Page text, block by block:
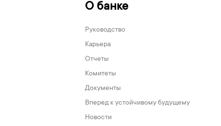
О банке
Руководство
Карьера
Отчеты
Комитеты
Документы
Вперед к устойчивому будущему
Новости